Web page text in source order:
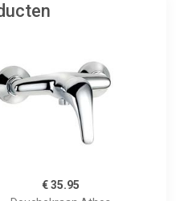
€ 35.95